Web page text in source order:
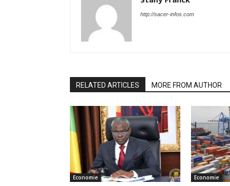
http://sacer-infos.com
RELATED ARTICLES MORE FROM AUTHOR
Economie Economie